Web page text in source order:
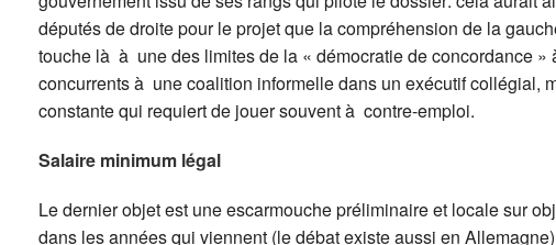
députés de droite pour le projet que la compréhension de la
touche là à une des limites de la « démocratie de concordance
concurrents à une coalition informelle dans un exécutif collégial,
constante qui requiert de jouer souvent à contre-emploi.
Salaire minimum légal
Le dernier objet est une escarmouche préliminaire et locale sur
dans les années qui viennent (le débat existe aussi en